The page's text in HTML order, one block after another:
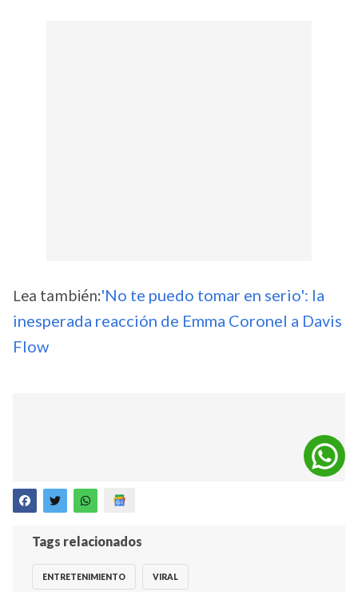
Lea también:'No te puedo tomar en serio': la
inesperada reacción de Emma Coronel a Davis
Flow
Tags relacionados
ENTRETENIMIENTO VIRAL